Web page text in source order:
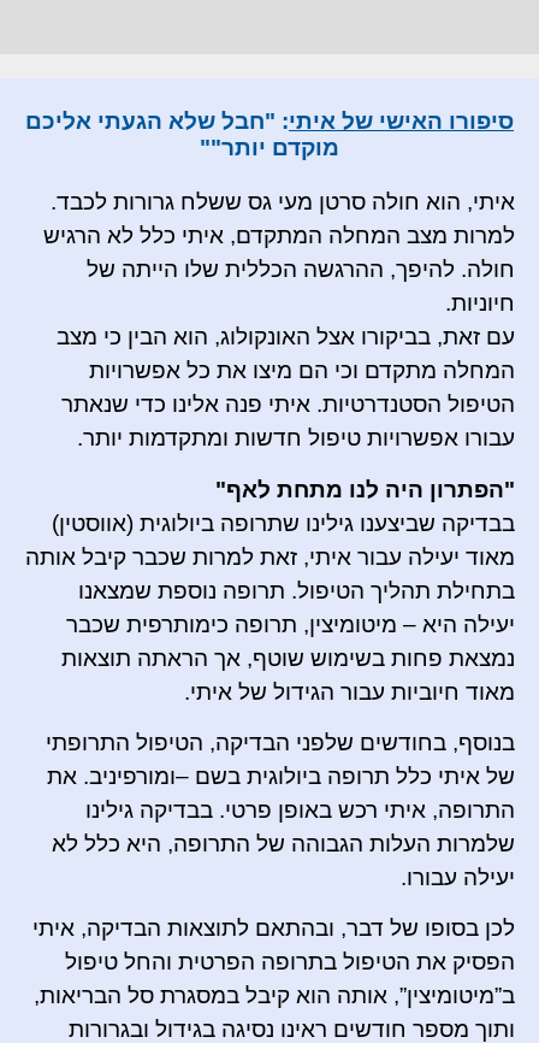
סיפורו האישי של איתי: "חבל שלא הגעתי אליכם
מוקדם יותר""
איתי, הוא חולה סרטן מעי גס ששלח גרורות לכבד.
למרות מצב המחלה המתקדם, איתי כלל לא הרגיש
חולה. להיפך, ההרגשה הכללית שלו הייתה של
חיוניות.
עם זאת, בביקורו אצל האונקולוג, הוא הבין כי מצב
המחלה מתקדם וכי הם מיצו את כל אפשרויות
הטיפול הסטנדרטיות. איתי פנה אלינו כדי שנאתר
עבורו אפשרויות טיפול חדשות ומתקדמות יותר.
"הפתרון היה לנו מתחת לאף"
בבדיקה שביצענו גילינו שתרופה ביולוגית (אווסטין)
מאוד יעילה עבור איתי, זאת למרות שכבר קיבל אותה
בתחילת תהליך הטיפול. תרופה נוספת שמצאנו
יעילה היא – מיטומיצין, תרופה כימותרפית שכבר
נמצאת פחות בשימוש שוטף, אך הראתה תוצאות
מאוד חיוביות עבור הגידול של איתי.
בנוסף, בחודשים שלפני הבדיקה, הטיפול התרופתי
של איתי כלל תרופה ביולוגית בשם –ומורפיניב. את
התרופה, איתי רכש באופן פרטי. בבדיקה גילינו
שלמרות העלות הגבוהה של התרופה, היא כלל לא
יעילה עבורו.
לכן בסופו של דבר, ובהתאם לתוצאות הבדיקה, איתי
הפסיק את הטיפול בתרופה הפרטית והחל טיפול
ב”מיטומיצין”, אותה הוא קיבל במסגרת סל הבריאות,
ותוך מספר חודשים ראינו נסיגה בגידול ובגרורות